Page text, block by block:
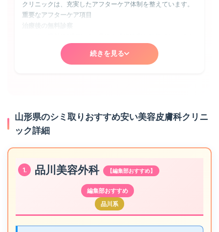
キャンセル料の規定（当日キャンセルで施術料の30〜
💡 山形県でお得に治療を受けるコツ：
モニター募集、平日限定プラン、学割・シニア割、ペア
予約の取りやすさ
人気クリニックは予約が取りにくいことも。オンライン予約
山形県で車通院を考えている方は、提携駐車場や駐車料金サ
プライバシーへの配慮
完全個室での施術、他の患者と顔を合わせない動線設計な
ど、山形県の高級クリニックではプライバシーに配慮した造
りになっています。
山形県での通院計画：
レーザー治療後は日焼けNGなので、日差しが弱い秋冬
に治療を始める方が多いです。また、ダウンタイムを考
慮して、大切なイベントの2〜3ヶ月前には治療を完了さ
せるスケジュールを組みましょう。
クリニックは、充実したアフターケア体制を整えています。
重要なアフターケア項目
れるか。山形県の良心的なクリニックでは、心配な時はいつ
でも診察してくれます
レーザー治療後に一時的にシミが濃くなることがあり、適切
な対処が必要。山形県の経験豊富なクリニックなら、トラブ
ル時の対応もスムーズです
薬を適切に処方してくれるか
保証制度の確認ポイント
一定期間内にシミが再発した場合の無料再治療や、効果が不
十分だった場合の追加照射サービス。山形県の一部クリニッ
続きを見る
山形県のシミ取りおすすめ安い美容皮膚科クリニ
ック詳細
1. 品川美容外科 【編集部おすすめ】
編集部おすすめ
品川系